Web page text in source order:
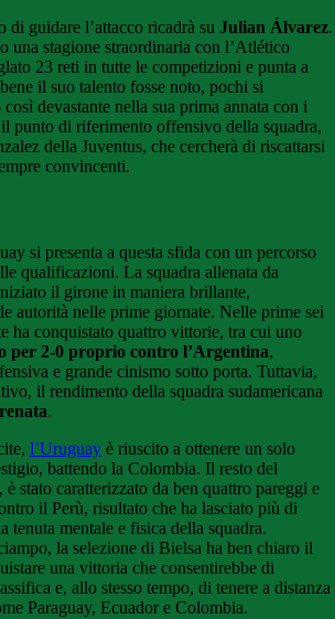
di guidare l’attacco ricadrà su Julian Álvarez.
una stagione straordinaria con l’Atlético
23 reti in tutte le competizioni e punta a
il suo talento fosse noto, pochi si
devastante nella sua prima annata con i
punto di riferimento offensivo della squadra,
della Juventus, che cercherà di riscattarsi
convincenti.
si presenta a questa sfida con un percorso
qualificazioni. La squadra allenata da
il girone in maniera brillante,
autorità nelle prime giornate. Nelle prime sei
ha conquistato quattro vittorie, tra cui uno
per 2-0 proprio contro l’Argentina,
e grande cinismo sotto porta. Tuttavia,
il rendimento della squadra sudamericana
.
l’Uruguay è riuscito a ottenere un solo
battendo la Colombia. Il resto del
stato caratterizzato da ben quattro pareggi e
il Perù, risultato che ha lasciato più di
tenuta mentale e fisica della squadra.
la selezione di Bielsa ha ben chiaro il
una vittoria che consentirebbe di
e, allo stesso tempo, di tenere a distanza
Paraguay, Ecuador e Colombia.